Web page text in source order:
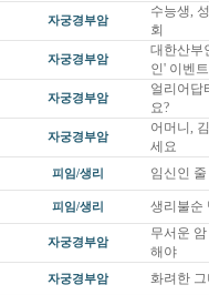
자궁경부암
수능생,
회
자궁경부암
대한산부
인' 이벤
자궁경부암
얼리어답
요?
자궁경부암
어머니,
세요
피임/생리 임신인
피임/생리 생리불순
자궁경부암
무서운
해야
자궁경부암 화려한